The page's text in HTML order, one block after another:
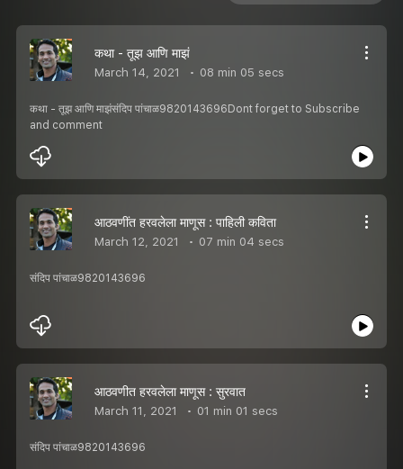
कथा - तूझ आणि माझं
March 14, 2021 08 min 05 secs
कथा - तूझ आणि माझंसंदिप पांचाळ9820143696Dont forget to Subscribe
and comment
आठवणींत हरवलेला माणूस : पाहिली कविता
March 12, 2021 07 min 04 secs
संदिप पांचाळ9820143696
आठवणीत हरवलेला माणूस : सुरवात
March 11, 2021 01 min 01 secs
संदिप पांचाळ9820143696